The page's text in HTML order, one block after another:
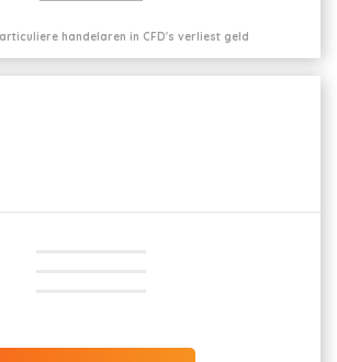
handelaren in CFD's verliest geld